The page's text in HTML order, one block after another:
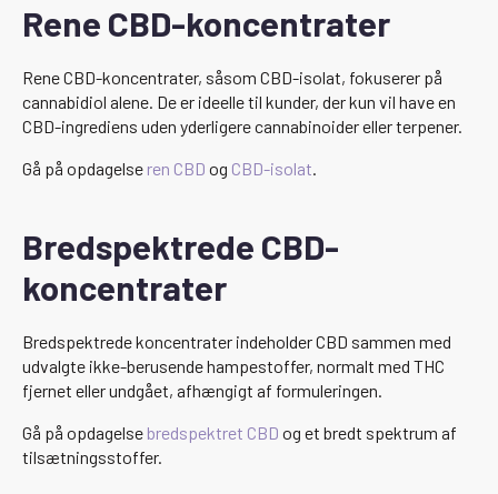
Rene CBD-koncentrater
Rene CBD-koncentrater, såsom CBD-isolat, fokuserer på
cannabidiol alene. De er ideelle til kunder, der kun vil have en
CBD-ingrediens uden yderligere cannabinoider eller terpener.
Gå på opdagelse ren CBD og CBD-isolat.
Bredspektrede CBD-
koncentrater
Bredspektrede koncentrater indeholder CBD sammen med
udvalgte ikke-berusende hampestoffer, normalt med THC
fjernet eller undgået, afhængigt af formuleringen.
Gå på opdagelse bredspektret CBD og et bredt spektrum af
tilsætningsstoffer.